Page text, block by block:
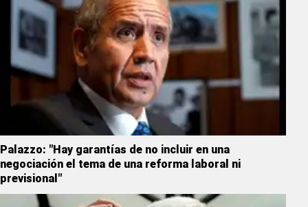
Palazzo: "Hay garantías de no incluir en una
negociación el tema de una reforma laboral ni
previsional"